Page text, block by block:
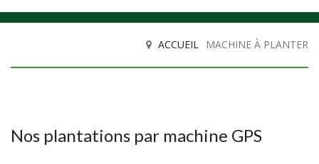
ACCUEIL MACHINE À PLANTER
Nos plantations par machine GPS